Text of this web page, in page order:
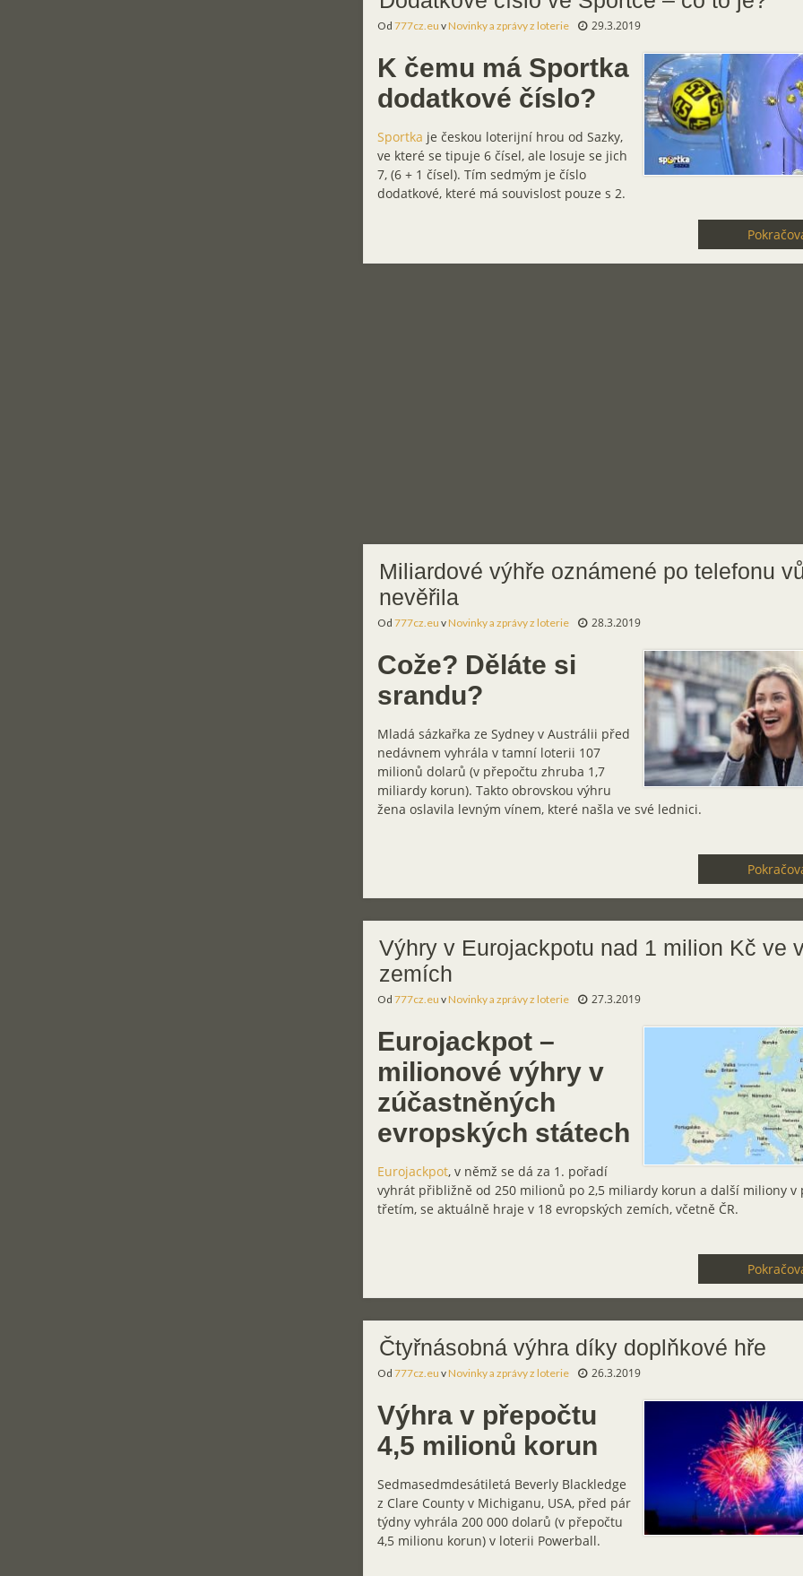
Od 777cz.eu vNovinky a zprávy z loterie 29.3.2019
K čemu má Sportka
dodatkové číslo?
Sportka je českou loterijní hrou od Sazky,
ve které se tipuje 6 čísel, ale losuje se jich
7, (6 + 1 čísel). Tím sedmým je číslo
dodatkové, které má souvislost pouze s 2.
Miliardové výhře oznámené po telefonu
nevěřila
Od 777cz.eu vNovinky a zprávy z loterie 28.3.2019
Cože? Děláte si
srandu?
Mladá sázkařka ze Sydney v Austrálii před
nedávnem vyhrála v tamní loterii 107
milionů dolarů (v přepočtu zhruba 1,7
miliardy korun). Takto obrovskou výhru
žena oslavila levným vínem, které našla ve své lednici.
Výhry v Eurojackpotu nad 1 milion Kč ve
zemích
Od 777cz.eu vNovinky a zprávy z loterie 27.3.2019
Eurojackpot –
milionové výhry v
zúčastněných
evropských státech
Eurojackpot, v němž se dá za 1. pořadí
vyhrát přibližně od 250 milionů po 2,5 miliardy korun a další miliony
třetím, se aktuálně hraje v 18 evropských zemích, včetně ČR.
Čtyřnásobná výhra díky doplňkové hře
Od 777cz.eu vNovinky a zprávy z loterie 26.3.2019
Výhra v přepočtu
4,5 milionů korun
Sedmasedmdesátiletá Beverly Blackledge
z Clare County v Michiganu, USA, před pár
týdny vyhrála 200 000 dolarů (v přepočtu
4,5 milionu korun) v loterii Powerball.